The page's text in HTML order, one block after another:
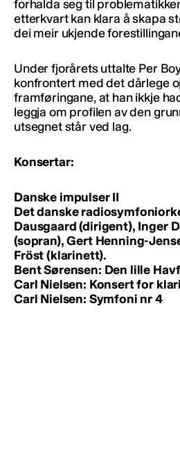
forhalda seg til
etterkvart kan klara å skapa
dei meir ukjende
Under fjorårets uttalte Per
konfrontert med det dårlege
framføringane, at han ikkje
leggja om profilen av den
utsegnet står ved lag.
Konsertar:
Danske impulser II
Det danske
Dausgaard (dirigent), Inger
(sopran), Gert Henning-
Fröst (klarinett).
Bent Sørensen: Den lille
Carl Nielsen: Konsert for
Carl Nielsen: Symfoni nr 4